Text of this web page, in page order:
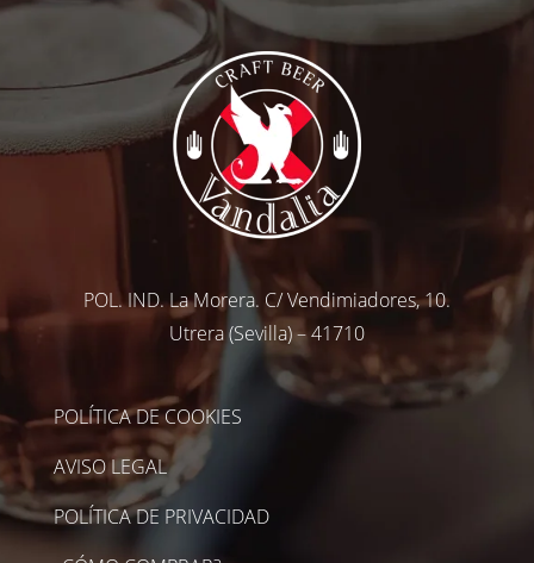
POL. IND. La Morera. C/ Vendimiadores, 10.
Utrera (Sevilla) – 41710
POLÍTICA DE COOKIES
AVISO LEGAL
POLÍTICA DE PRIVACIDAD